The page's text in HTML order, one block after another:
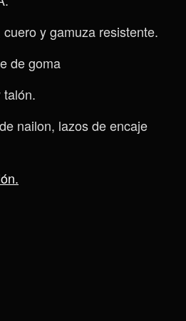
y gamuza resistente.
de goma
nailon, lazos de encaje